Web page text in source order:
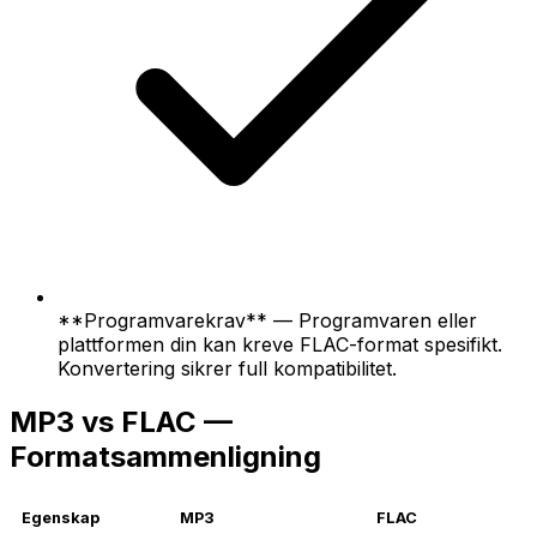
**Programvarekrav** — Programvaren eller
plattformen din kan kreve FLAC-format spesifikt.
Konvertering sikrer full kompatibilitet.
MP3 vs FLAC —
Formatsammenligning
Egenskap MP3 FLAC